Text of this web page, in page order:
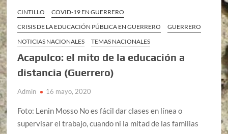
CINTILLO
COVID-19 EN GUERRERO
CRISIS DE LA EDUCACIÓN PÚBLICA EN GUERRERO
GUERRERO
NOTICIAS NACIONALES
TEMAS NACIONALES
Acapulco: el mito de la educación a
distancia (Guerrero)
Admin 16 mayo, 2020
Foto: Lenin Mosso No es fácil dar clases en línea o
supervisar el trabajo, cuando ni la mitad de las familias